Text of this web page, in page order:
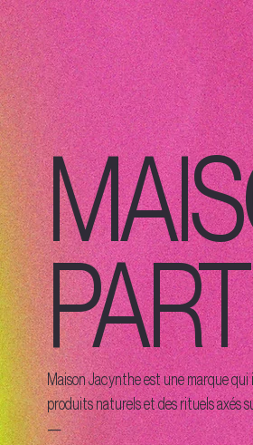
Maison Jacynthe est une marque
produits naturels et des rituels axés
—